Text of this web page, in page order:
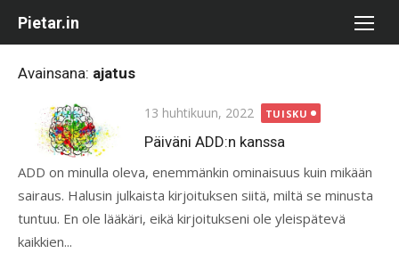
Pietar.in
Avainsana: ajatus
Posted
on
13 huhtikuun, 2022 TUISKU
Päiväni ADD:n kanssa
ADD on minulla oleva, enemmänkin ominaisuus kuin mikään
sairaus. Halusin julkaista kirjoituksen siitä, miltä se minusta
tuntuu. En ole lääkäri, eikä kirjoitukseni ole yleispätevä
kaikkien...